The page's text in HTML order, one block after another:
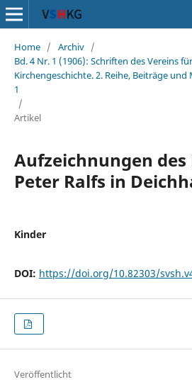
Home / Archiv /
Bd. 4 Nr. 1 (1906): Schriften des Vereins
Kirchengeschichte. 2. Reihe, Beiträge
1
/
Artikel
Aufzeichnungen des
Peter Ralfs in
Kinder
DOI: https://doi.org/10.82303/
Veröffentlicht